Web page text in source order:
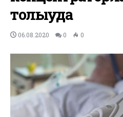
толығуда
06.08.2020 0 0